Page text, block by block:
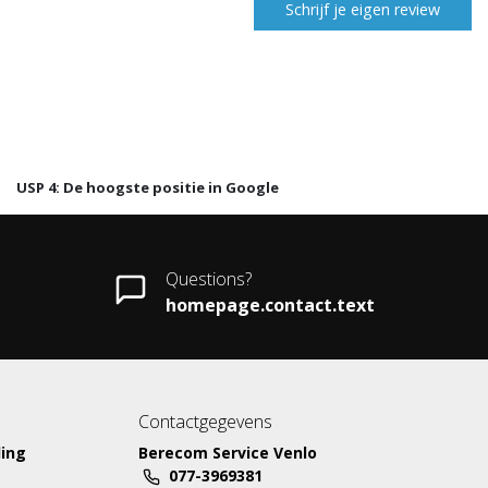
Schrijf je eigen review
USP 4: De hoogste positie in Google
Questions?
homepage.contact.text
Contactgegevens
Berecom Service Venlo
077-3969381